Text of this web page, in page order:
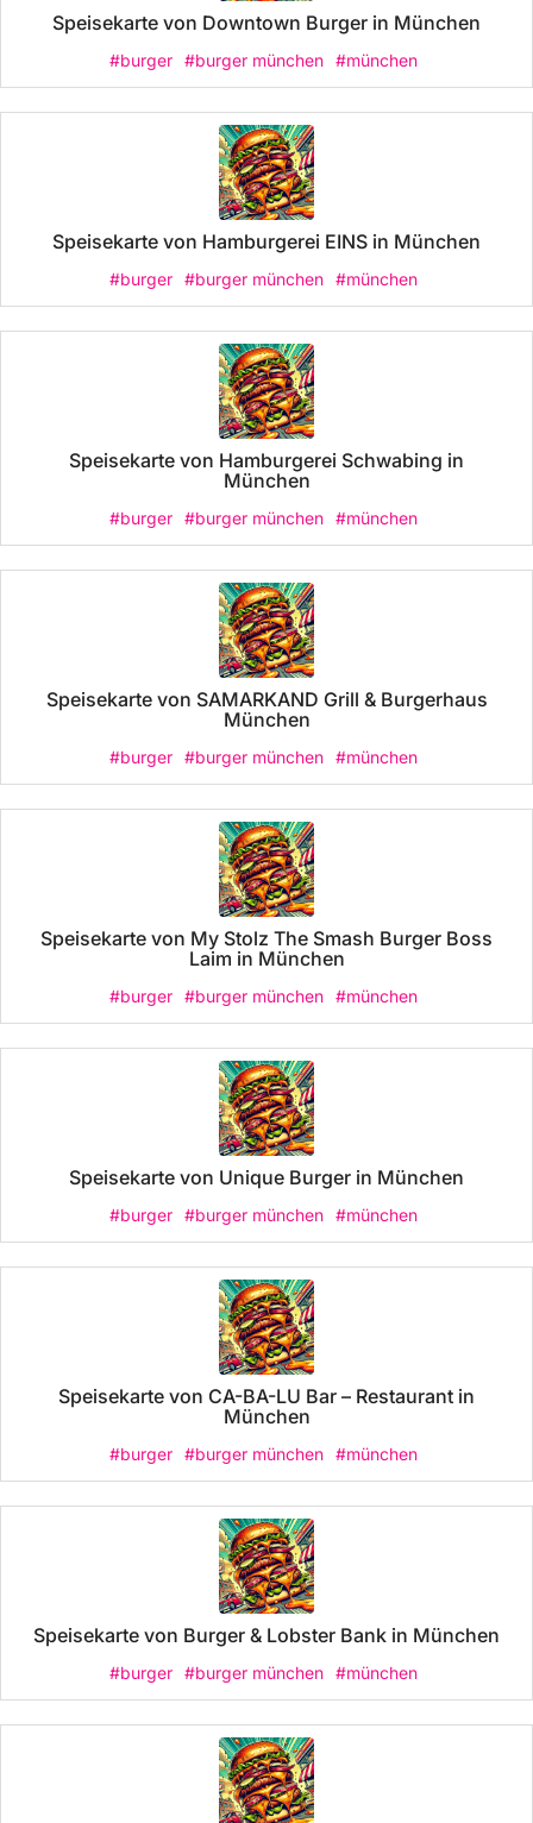
Speisekarte von Downtown Burger in München
#burger #burger münchen #münchen
Speisekarte von Hamburgerei EINS in München
#burger #burger münchen #münchen
Speisekarte von Hamburgerei Schwabing in
München
#burger #burger münchen #münchen
Speisekarte von SAMARKAND Grill & Burgerhaus
München
#burger #burger münchen #münchen
Speisekarte von My Stolz The Smash Burger Boss
Laim in München
#burger #burger münchen #münchen
Speisekarte von Unique Burger in München
#burger #burger münchen #münchen
Speisekarte von CA-BA-LU Bar – Restaurant in
München
#burger #burger münchen #münchen
Speisekarte von Burger & Lobster Bank in München
#burger #burger münchen #münchen